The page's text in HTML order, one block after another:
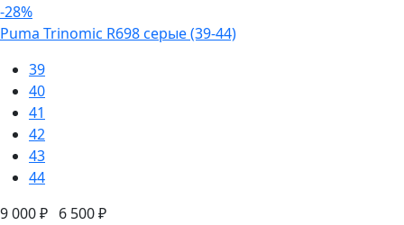
-28%
Puma Trinomic R698 серые (39-44)
39
40
41
42
43
44
9 000 ₽ 6 500 ₽